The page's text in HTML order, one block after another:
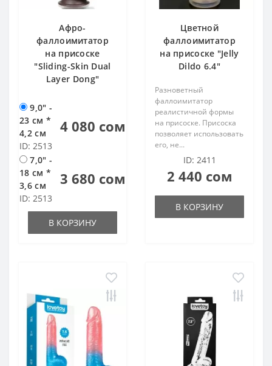
Афро-
фаллоимитатор
на присоске
"Sliding-Skin Dual
Layer Dong"
9,0" -
23 см *
4,2 см
ID: 2513
4 080 сом
7,0" -
18 см *
3,6 см
ID: 2513
3 680 сом
В КОРЗИНУ
Цветной
фаллоимитатор
на присоске "Jelly
Dildo 6.4"
Разноветный
фаллоимитатор
реалистичной формы
на присоске. Присоска
позволяет использовать
его, не...
ID: 2411
2 440 сом
В КОРЗИНУ